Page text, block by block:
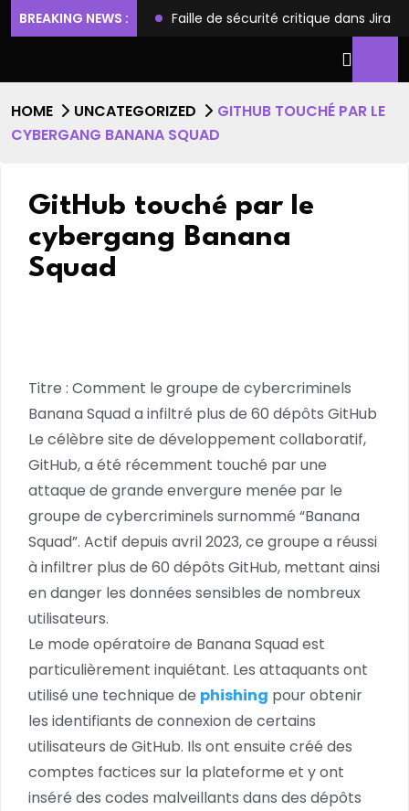
BREAKING NEWS :
et l’accès root Faille de sécurité critique dans Jira
HOME UNCATEGORIZED
GITHUB TOUCHÉ PAR LE
CYBERGANG BANANA SQUAD
GitHub touché par le
cybergang Banana
Squad
Titre : Comment le groupe de cybercriminels
Banana Squad a infiltré plus de 60 dépôts GitHub
Le célèbre site de développement collaboratif,
GitHub, a été récemment touché par une
attaque de grande envergure menée par le
groupe de cybercriminels surnommé “Banana
Squad”. Actif depuis avril 2023, ce groupe a réussi
à infiltrer plus de 60 dépôts GitHub, mettant ainsi
en danger les données sensibles de nombreux
utilisateurs.
Le mode opératoire de Banana Squad est
particulièrement inquiétant. Les attaquants ont
utilisé une technique de phishing pour obtenir
les identifiants de connexion de certains
utilisateurs de GitHub. Ils ont ensuite créé des
comptes factices sur la plateforme et y ont
inséré des codes malveillants dans des dépôts